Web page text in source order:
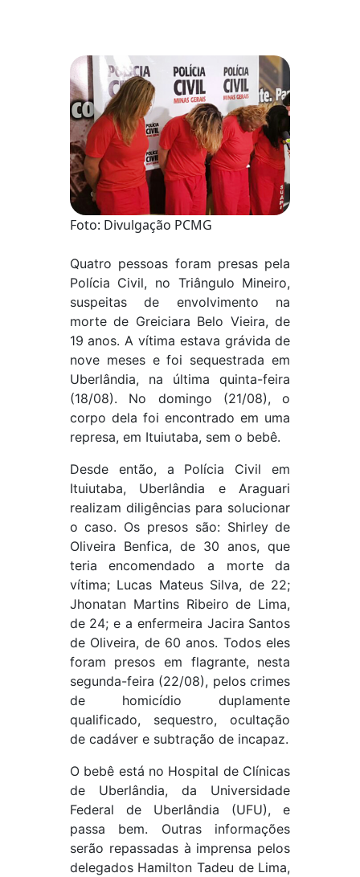
Foto: Divulgação PCMG
Quatro pessoas foram presas pela
Polícia Civil, no Triângulo Mineiro,
suspeitas de envolvimento na
morte de Greiciara Belo Vieira, de
19 anos. A vítima estava grávida de
nove meses e foi sequestrada em
Uberlândia, na última quinta-feira
(18/08). No domingo (21/08), o
corpo dela foi encontrado em uma
represa, em Ituiutaba, sem o bebê.
Desde então, a Polícia Civil em
Ituiutaba, Uberlândia e Araguari
realizam diligências para solucionar
o caso. Os presos são: Shirley de
Oliveira Benfica, de 30 anos, que
teria encomendado a morte da
vítima; Lucas Mateus Silva, de 22;
Jhonatan Martins Ribeiro de Lima,
de 24; e a enfermeira Jacira Santos
de Oliveira, de 60 anos. Todos eles
foram presos em flagrante, nesta
segunda-feira (22/08), pelos crimes
de homicídio duplamente
qualificado, sequestro, ocultação
de cadáver e subtração de incapaz.
O bebê está no Hospital de Clínicas
de Uberlândia, da Universidade
Federal de Uberlândia (UFU), e
passa bem. Outras informações
serão repassadas à imprensa pelos
delegados Hamilton Tadeu de Lima,